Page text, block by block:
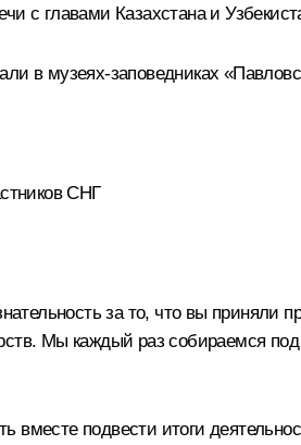
с главами Казахстана и
в музеях-заповедниках
СНГ
за то, что вы
Мы каждый раз собираемся
подвести итоги